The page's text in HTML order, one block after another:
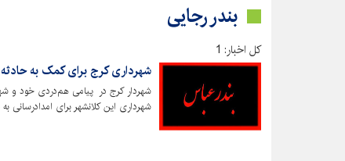
بندر رجایی
کل اخبار: 1
شهرداری کرج برای کمک به حادثه
شهردار کرج در پیامی هم‌دردی خود و
شهرداری این کلانشهر برای امدادرسانی